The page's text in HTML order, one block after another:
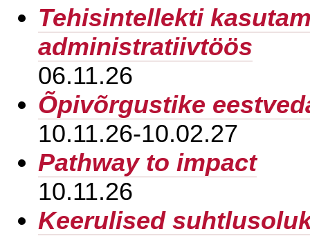
Tehisintellekti
administratiivtöös
06.11.26
Õpivõrgustike
10.11.26-10.02.27
Pathway to impact
10.11.26
Keerulised